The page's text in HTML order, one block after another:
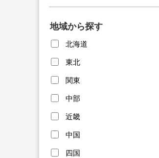
地域から探す
北海道
東北
関東
中部
近畿
中国
四国